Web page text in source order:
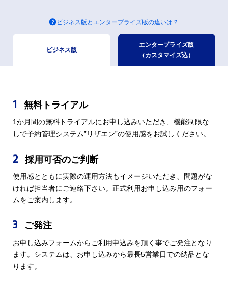
ビジネス版とエンタープライズ版の違いは？
ビジネス版
エンタープライズ版
（カスタマイズ込）
1 無料トライアル
1か月間の無料トライアルにお申し込みいただき、機能制限な
しで予約管理システム”リザエン”の使用感をお試しください。
2 採用可否のご判断
使用感とともに実際の運用方法もイメージいただき、問題がな
ければ担当者にご連絡下さい。正式利用お申し込み用のフォー
ムをご案内します。
3 ご発注
お申し込みフォームからご利用申込みを頂く事でご発注となり
ます。システムは、お申し込みから最長5営業日での納品とな
ります。